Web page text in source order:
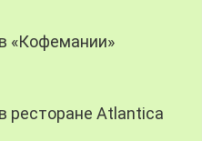
«Кофемании»
ресторане Atlantica